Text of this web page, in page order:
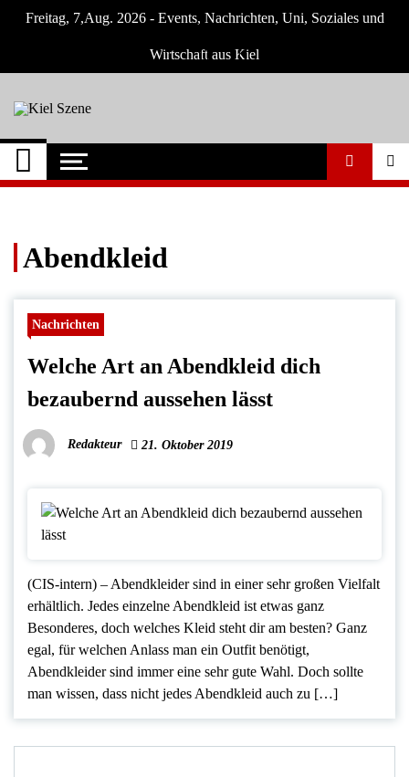
Freitag, 7,Aug. 2026 - Events, Nachrichten, Uni, Soziales und
Wirtschaft aus Kiel
Kiel Szene
Neuigkeiten und Nachrichten aus Kiel und
Umgebung
Abendkleid
Nachrichten
Welche Art an Abendkleid dich
bezaubernd aussehen lässt
Redakteur 21. Oktober 2019
(CIS-intern) – Abendkleider sind in einer sehr großen Vielfalt
erhältlich. Jedes einzelne Abendkleid ist etwas ganz
Besonderes, doch welches Kleid steht dir am besten? Ganz
egal, für welchen Anlass man ein Outfit benötigt,
Abendkleider sind immer eine sehr gute Wahl. Doch sollte
man wissen, dass nicht jedes Abendkleid auch zu […]